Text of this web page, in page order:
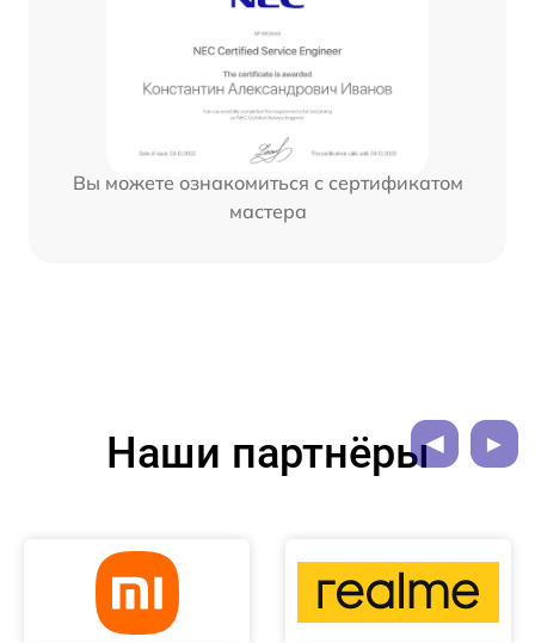
Вы можете ознакомиться с сертификатом
мастера
Наши партнёры